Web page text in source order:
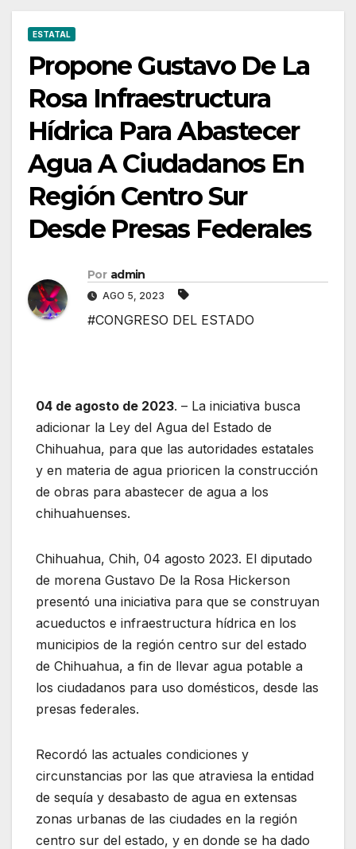
ESTATAL
Propone Gustavo De La
Rosa Infraestructura
Hídrica Para Abastecer
Agua A Ciudadanos En
Región Centro Sur
Desde Presas Federales
Por admin
AGO 5, 2023
#CONGRESO DEL ESTADO
04 de agosto de 2023. – La iniciativa busca
adicionar la Ley del Agua del Estado de
Chihuahua, para que las autoridades estatales
y en materia de agua prioricen la construcción
de obras para abastecer de agua a los
chihuahuenses.
Chihuahua, Chih, 04 agosto 2023. El diputado
de morena Gustavo De la Rosa Hickerson
presentó una iniciativa para que se construyan
acueductos e infraestructura hídrica en los
municipios de la región centro sur del estado
de Chihuahua, a fin de llevar agua potable a
los ciudadanos para uso domésticos, desde las
presas federales.
Recordó las actuales condiciones y
circunstancias por las que atraviesa la entidad
de sequía y desabasto de agua en extensas
zonas urbanas de las ciudades en la región
centro sur del estado, y en donde se ha dado